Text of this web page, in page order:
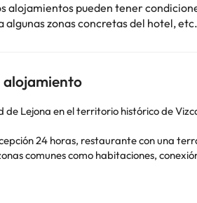
alojamientos pueden tener
algunas zonas concretas del hotel,
alojamiento
de Lejona en el territorio histórico de
24 horas, restaurante con una
comunes como habitaciones,